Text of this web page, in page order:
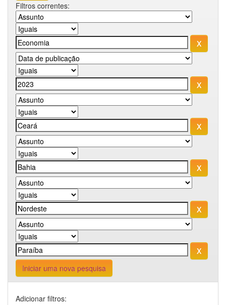
Filtros correntes:
Iniciar uma nova pesquisa
Adicionar filtros: